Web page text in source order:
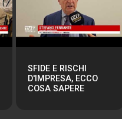
SFIDE E RISCHI
D'IMPRESA, ECCO
COSA SAPERE